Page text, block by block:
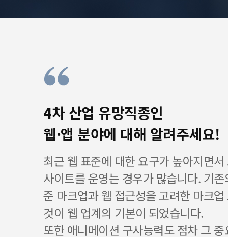
4차 산업 유망직종인
웹·앱 분야에 대해 알려주세요!
최근 웹 표준에 대한 요구가 높아지면
사이트를 운영는 경우가 많습니다. 기
준 마크업과 웹 접근성을 고려한 마크
것이 웹 업계의 기본이 되었습니다.
또한 애니메이션 구사능력도 점차 그